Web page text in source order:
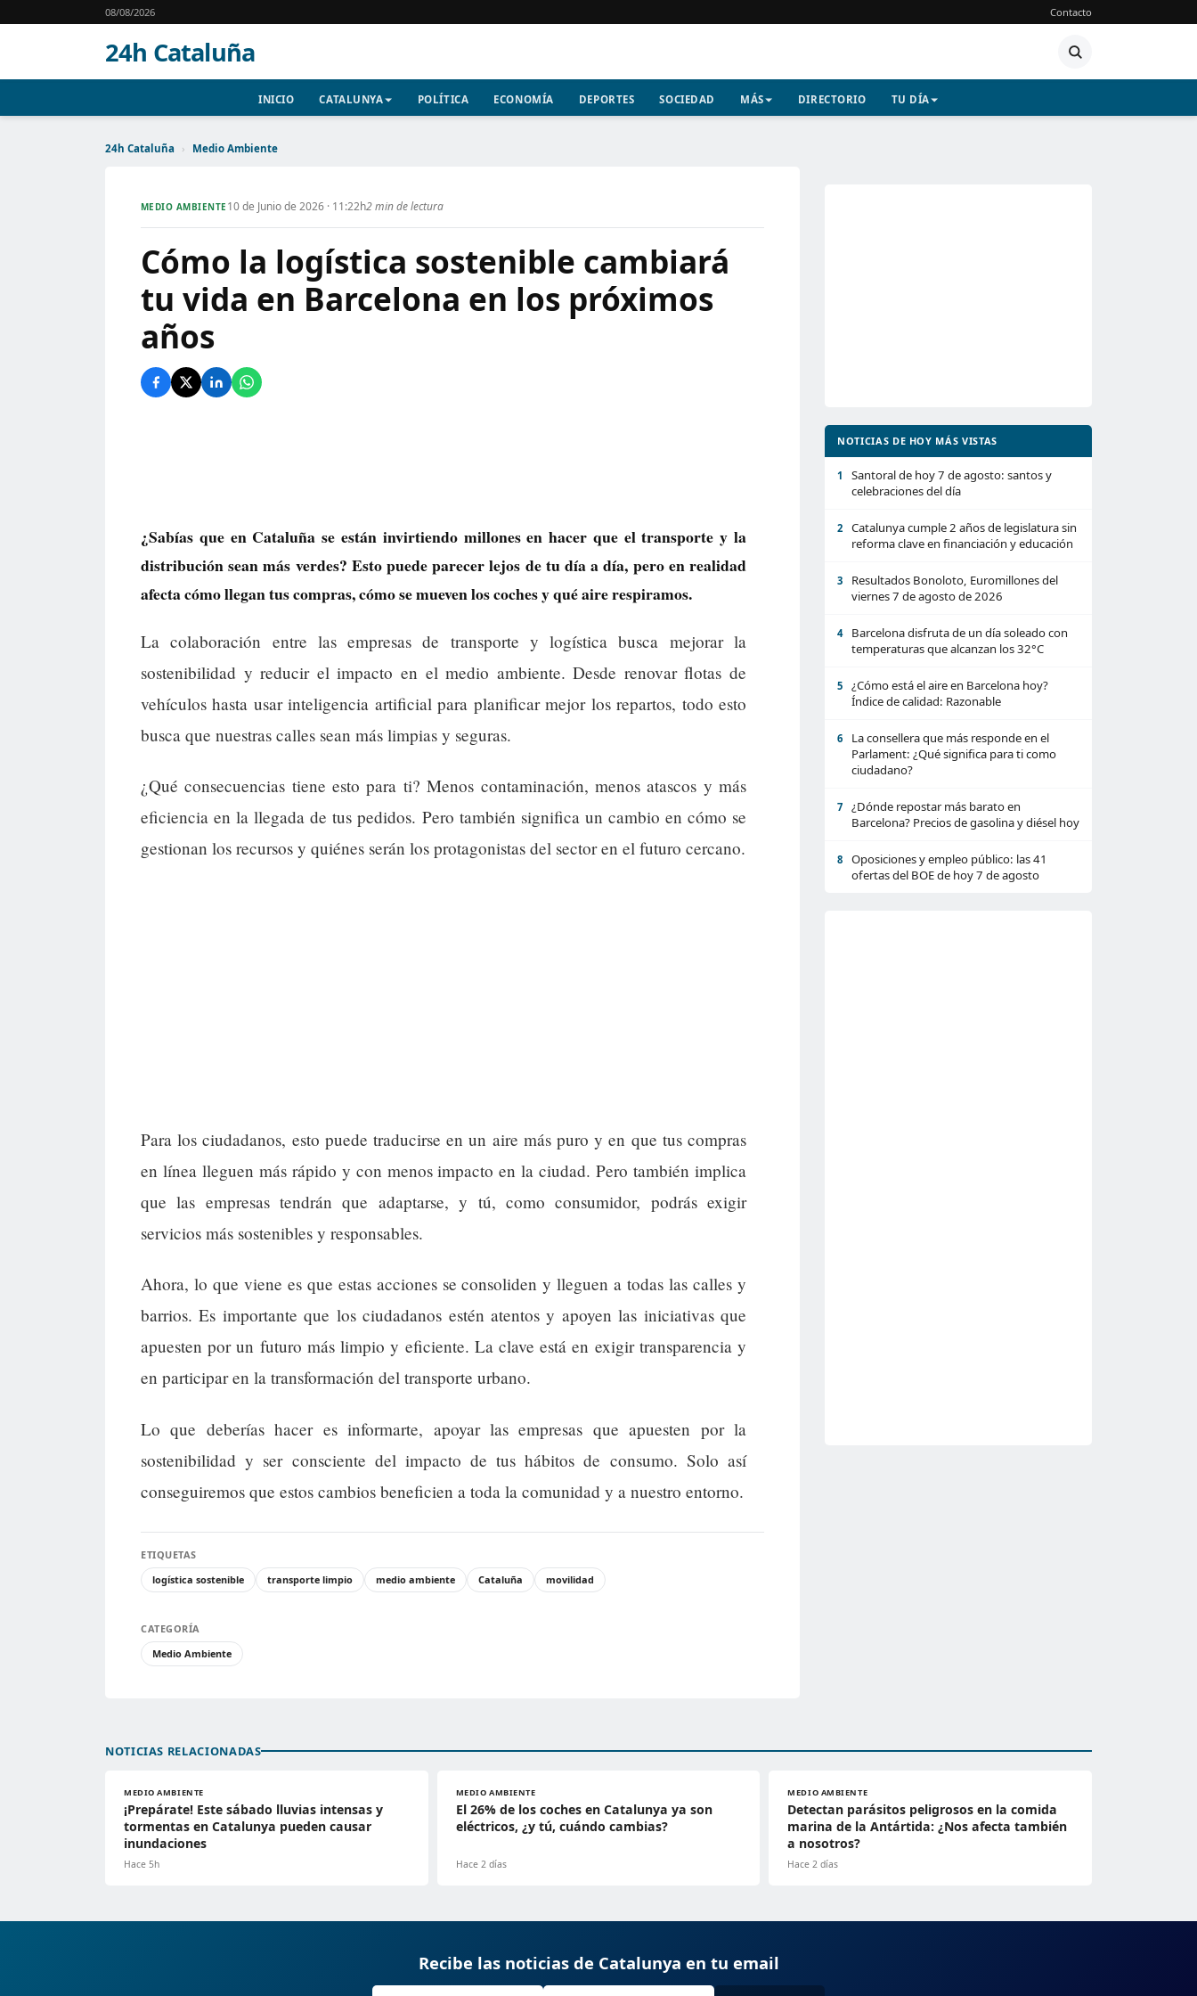
08/08/2026 Contacto
24h Cataluña
INICIO CATALUNYA POLÍTICA ECONOMÍA DEPORTES SOCIEDAD MÁS DIRECTORIO TU DÍA
24h Cataluña › Medio Ambiente
MEDIO AMBIENTE 10 de Junio de 2026 · 11:22h2 min de lectura
Cómo la logística sostenible cambiará
tu vida en Barcelona en los próximos
años
¿Sabías que en Cataluña se están invirtiendo millones en hacer que el transporte y la
distribución sean más verdes? Esto puede parecer lejos de tu día a día, pero en realidad
afecta cómo llegan tus compras, cómo se mueven los coches y qué aire respiramos.
La colaboración entre las empresas de transporte y logística busca mejorar la
sostenibilidad y reducir el impacto en el medio ambiente. Desde renovar flotas de
vehículos hasta usar inteligencia artificial para planificar mejor los repartos, todo esto
busca que nuestras calles sean más limpias y seguras.
¿Qué consecuencias tiene esto para ti? Menos contaminación, menos atascos y más
eficiencia en la llegada de tus pedidos. Pero también significa un cambio en cómo se
gestionan los recursos y quiénes serán los protagonistas del sector en el futuro cercano.
Para los ciudadanos, esto puede traducirse en un aire más puro y en que tus compras
en línea lleguen más rápido y con menos impacto en la ciudad. Pero también implica
que las empresas tendrán que adaptarse, y tú, como consumidor, podrás exigir
servicios más sostenibles y responsables.
Ahora, lo que viene es que estas acciones se consoliden y lleguen a todas las calles y
barrios. Es importante que los ciudadanos estén atentos y apoyen las iniciativas que
apuesten por un futuro más limpio y eficiente. La clave está en exigir transparencia y
en participar en la transformación del transporte urbano.
Lo que deberías hacer es informarte, apoyar las empresas que apuesten por la
sostenibilidad y ser consciente del impacto de tus hábitos de consumo. Solo así
conseguiremos que estos cambios beneficien a toda la comunidad y a nuestro entorno.
ETIQUETAS
logística sostenible
transporte limpio medio ambiente Cataluña movilidad
CATEGORÍA
Medio Ambiente
NOTICIAS DE HOY MÁS VISTAS
1
Santoral de hoy 7 de agosto: santos y
celebraciones del día
2
Catalunya cumple 2 años de legislatura sin
reforma clave en financiación y educación
3
Resultados Bonoloto, Euromillones del
viernes 7 de agosto de 2026
4
Barcelona disfruta de un día soleado con
temperaturas que alcanzan los 32°C
5
¿Cómo está el aire en Barcelona hoy?
Índice de calidad: Razonable
6
La consellera que más responde en el
Parlament: ¿Qué significa para ti como
ciudadano?
7
¿Dónde repostar más barato en
Barcelona? Precios de gasolina y diésel hoy
8
Oposiciones y empleo público: las 41
ofertas del BOE de hoy 7 de agosto
NOTICIAS RELACIONADAS
MEDIO AMBIENTE
¡Prepárate! Este sábado lluvias intensas y
tormentas en Catalunya pueden causar
inundaciones
Hace 5h
MEDIO AMBIENTE
El 26% de los coches en Catalunya ya son
eléctricos, ¿y tú, cuándo cambias?
Hace 2 días
MEDIO AMBIENTE
Detectan parásitos peligrosos en la comida
marina de la Antártida: ¿Nos afecta también
a nosotros?
Hace 2 días
Recibe las noticias de Catalunya en tu email